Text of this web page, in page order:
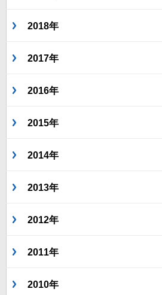
2018年
2017年
2016年
2015年
2014年
2013年
2012年
2011年
2010年